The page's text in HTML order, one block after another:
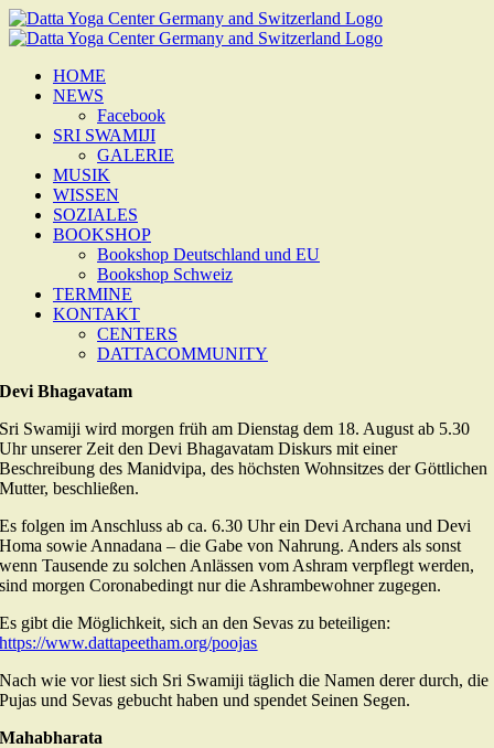
Zum
Inhalt
HOME
NEWS
Facebook
SRI SWAMIJI
GALERIE
MUSIK
WISSEN
SOZIALES
BOOKSHOP
Bookshop Deutschland und EU
Bookshop Schweiz
TERMINE
KONTAKT
CENTERS
DATTACOMMUNITY
Devi Bhagavatam
Sri Swamiji wird morgen früh am Dienstag dem 18. August ab 5.30
Uhr unserer Zeit den Devi Bhagavatam Diskurs mit einer
Beschreibung des Manidvipa, des höchsten Wohnsitzes der Göttlichen
Mutter, beschließen.
Es folgen im Anschluss ab ca. 6.30 Uhr ein Devi Archana und Devi
Homa sowie Annadana – die Gabe von Nahrung. Anders als sonst
wenn Tausende zu solchen Anlässen vom Ashram verpflegt werden,
sind morgen Coronabedingt nur die Ashrambewohner zugegen.
Es gibt die Möglichkeit, sich an den Sevas zu beteiligen:
https://www.dattapeetham.org/poojas
Nach wie vor liest sich Sri Swamiji täglich die Namen derer durch, die
Pujas und Sevas gebucht haben und spendet Seinen Segen.
Mahabharata